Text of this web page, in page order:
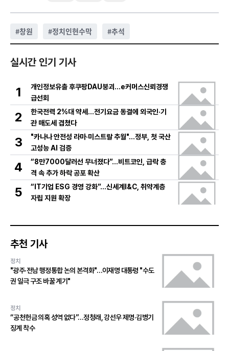
#창원 #정치인현수막 #추석
실시간 인기 기사
1
개인정보유출 후쿠팡DAU붕괴…e커머스신뢰경쟁
급선회
2
한국전력 2%대 약세…전기요금 동결에 외국인·기
관 매도세 겹쳤다
3
"카나나 안전성 라마·미스트랄 추월"…정부, 첫 국산
고성능 AI 검증
4
“8만7000달러선 무너졌다”…비트코인, 급락 충
격 속 추가 하락 공포 확산
5
“IT기업 ESG 경영 강화”…신세계I&C, 취약계층
자립 지원 확장
추천 기사
정치
"광주·전남 행정통합 논의 본격화"…이재명 대통령 "수도
권 일극 구조 바꿀 계기"
정치
“공천헌금 의혹 성역 없다”…정청래, 강선우 제명·김병기
징계 착수